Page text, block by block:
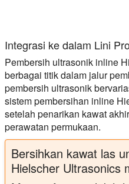
Integrasi ke dalam Lini
Pembersih ultrasonik inline
berbagai titik dalam jalur
pembersih ultrasonik
sistem pembersihan inline
setelah penarikan kawat
perawatan permukaan.
Bersihkan kawat las
Hielscher Ultrasonics